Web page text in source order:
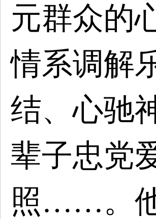
元群众的
情系调解
结、心驰
辈子忠党
照……。